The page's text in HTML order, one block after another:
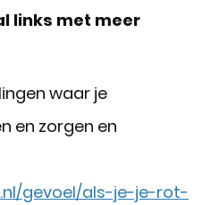
links met meer
waar je
en zorgen en
gevoel/als-je-je-rot-